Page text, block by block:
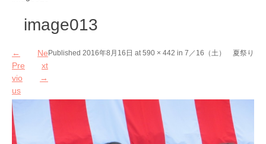
image013
Published 2016年8月16日 at 590 × 442 in 7／16（土） 夏祭り
←
Pre
vio
us
Ne
xt
→